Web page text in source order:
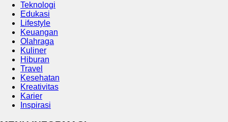
Teknologi
Edukasi
Lifestyle
Keuangan
Olahraga
Kuliner
Hiburan
Travel
Kesehatan
Kreativitas
Karier
Inspirasi